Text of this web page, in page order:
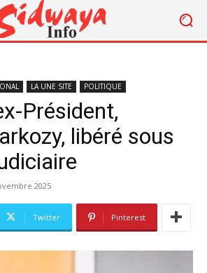
LA UNE SITE POLITIQUE
Président,
libéré sous
2025
Twitter Pinterest